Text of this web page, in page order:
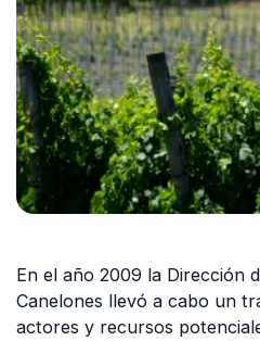
En el año 2009 la Dirección
Canelones llevó a cabo un
actores y recursos